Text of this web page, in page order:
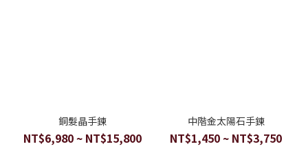
銅髮晶手鍊
NT$6,980 ~ NT$15,800
中階金太陽石手鍊
NT$1,450 ~ NT$3,750